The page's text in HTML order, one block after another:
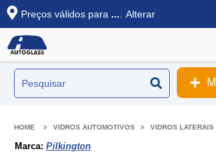
Preços válidos para ... Alterar
VIDROS AUTOMOTIVOS VIDROS LATERAIS
Marca: Pilkington